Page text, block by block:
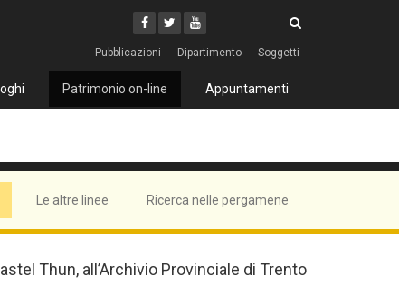
Facebook
Twitter
Youtube
Pubblicazioni Dipartimento Soggetti
Patrimonio on-line Appuntamenti
Le altre linee Ricerca nelle pergamene
Thun, all’Archivio Provinciale di Trento